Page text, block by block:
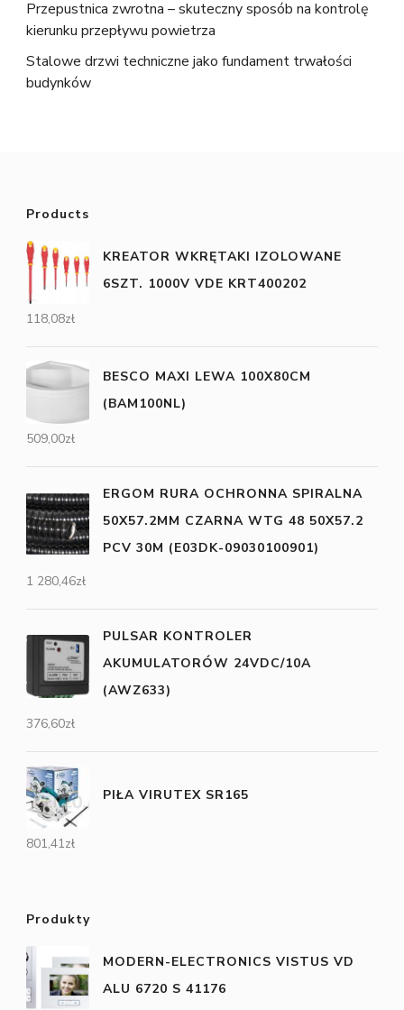
Przepustnica zwrotna – skuteczny sposób na kontrolę
kierunku przepływu powietrza
Stalowe drzwi techniczne jako fundament trwałości
budynków
Products
KREATOR WKRĘTAKI IZOLOWANE
6SZT. 1000V VDE KRT400202
118,08zł
BESCO MAXI LEWA 100X80CM
(BAM100NL)
509,00zł
ERGOM RURA OCHRONNA SPIRALNA
50X57.2MM CZARNA WTG 48 50X57.2
PCV 30M (E03DK-09030100901)
1 280,46zł
PULSAR KONTROLER
AKUMULATORÓW 24VDC/10A
(AWZ633)
376,60zł
PIŁA VIRUTEX SR165
801,41zł
Produkty
MODERN-ELECTRONICS VISTUS VD
ALU 6720 S 41176